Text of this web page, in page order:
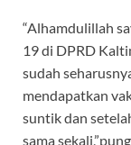
“Alhamdulillah
19 di DPRD
sudah
mendapatkan
suntik dan
sama